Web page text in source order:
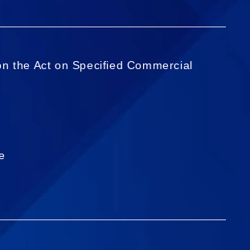
the Act on Specified Commercial